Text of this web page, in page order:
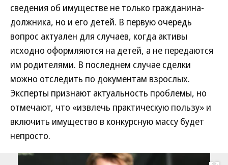
сведения об имуществе не только гражданина-
должника, но и его детей. В первую очередь
вопрос актуален для случаев, когда активы
исходно оформляются на детей, а не передаются
им родителями. В последнем случае сделки
можно отследить по документам взрослых.
Эксперты признают актуальность проблемы, но
отмечают, что «извлечь практическую пользу» и
включить имущество в конкурсную массу будет
непросто.